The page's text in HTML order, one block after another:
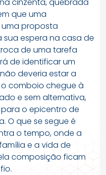
que uma
proposta
sua espera na casa de
de uma tarefa
de identificar um
deveria estar a
comboio chegue à
e sem alternativa,
o epicentro de
O que se segue é
o tempo, onde a
e a vida de
composição ficam